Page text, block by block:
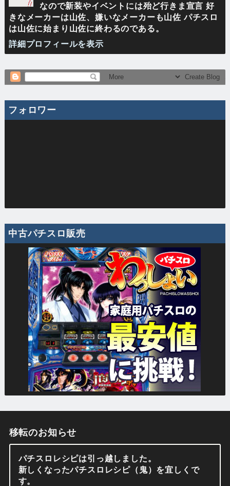
なので新装やイベントには殆ど行きま宣言 好
きなメーカーは山佐、嫌いなメーカーも山佐 パチスロ
は山佐に始まり山佐に終わるのである。
詳細プロフィールを表示
フォロワー
中古パチスロ販売
移転のお知らせ
パチスロレシピは引っ越しました。
新しくなったパチスロレシピ（鬼）を宜しくで
す。